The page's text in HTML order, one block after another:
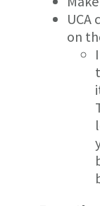
UCA
on